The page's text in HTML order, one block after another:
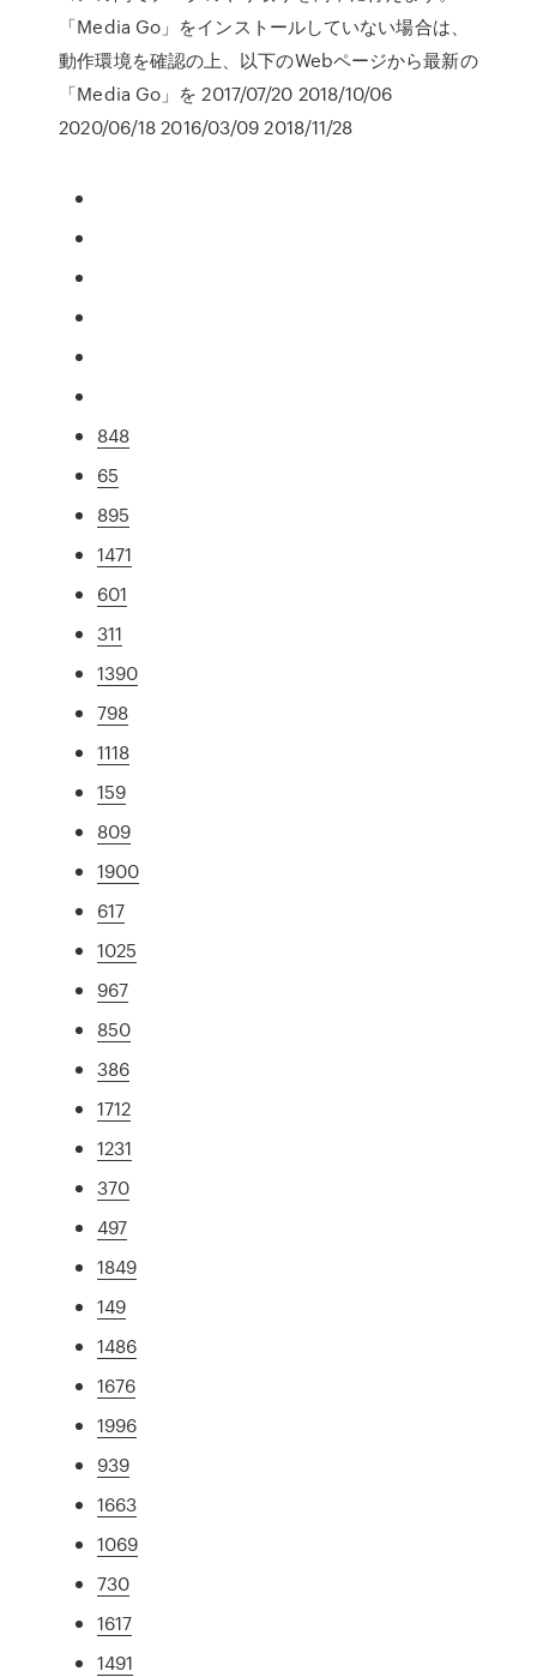
「Media Go」をインストールしていない場合は、
動作環境を確認の上、以下のWebページから最新の
「Media Go」を 2017/07/20 2018/10/06
2020/06/18 2016/03/09 2018/11/28
848
65
895
1471
601
311
1390
798
1118
159
809
1900
617
1025
967
850
386
1712
1231
370
497
1849
149
1486
1676
1996
939
1663
1069
730
1617
1491